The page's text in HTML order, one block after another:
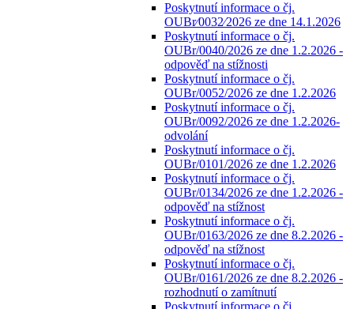
Poskytnutí informace o čj.
OUBr⁄0032⁄2026 ze dne 14.1.2026
Poskytnutí informace o čj.
OUBr/0040/2026 ze dne 1.2.2026 -
odpověď na stížnosti
Poskytnutí informace o čj.
OUBr/0052/2026 ze dne 1.2.2026
Poskytnutí informace o čj.
OUBr/0092/2026 ze dne 1.2.2026-
odvolání
Poskytnutí informace o čj.
OUBr/0101/2026 ze dne 1.2.2026
Poskytnutí informace o čj.
OUBr/0134/2026 ze dne 1.2.2026 -
odpověď na stížnost
Poskytnutí informace o čj.
OUBr/0163/2026 ze dne 8.2.2026 -
odpověď na stížnost
Poskytnutí informace o čj.
OUBr/0161/2026 ze dne 8.2.2026 -
rozhodnutí o zamítnutí
Poskytnutí informace o čj.